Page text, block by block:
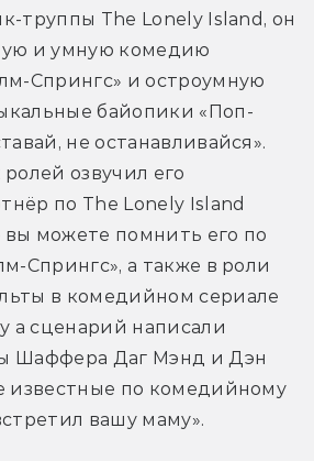
труппы The Lonely Island, он
и умную комедию
Спрингс» и остроумную
байопики «Поп-
не останавливайся».
озвучил его
по The Lonely Island
можете помнить его по
Спрингс», а также в роли
в комедийном сериале
а сценарий написали
Шаффера Даг Мэнд и Дэн
известные по комедийному
вашу маму».